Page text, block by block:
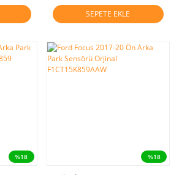
SEPETE EKLE
%18 %18